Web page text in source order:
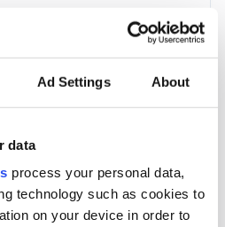
Ad Settings About
data
process your personal data,
technology such as cookies to
on your device in order to
priser.